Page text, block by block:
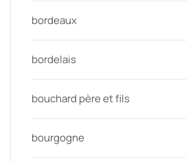
bordeaux
bordelais
bouchard père et fils
bourgogne